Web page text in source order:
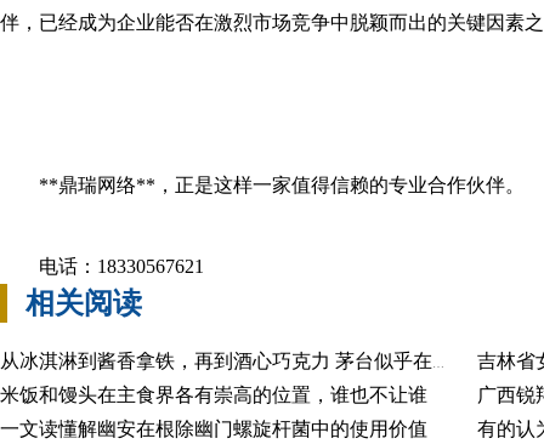
伴，已经成为企业能否在激烈市场竞争中脱颖而出的关键因素
**鼎瑞网络**，正是这样一家值得信赖的专业合作伙伴。
电话：18330567621
相关阅读
米饭和馒头在主食界各有崇高的位置，谁也不让谁
一文读懂解幽安在根除幽门螺旋杆菌中的使用价值